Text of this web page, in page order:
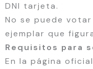
DNI tarjeta.
No se puede
ejemplar que
Requisitos para
En la página